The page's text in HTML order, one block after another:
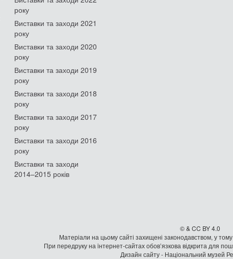
року
Виставки та заходи 2021
року
Виставки та заходи 2020
року
Виставки та заходи 2019
року
Виставки та заходи 2018
року
Виставки та заходи 2017
року
Виставки та заходи 2016
року
Виставки та заходи
2014–2015 років
© & CC BY 4.0
Матеріали на цьому сайті захищені законодавством, у
При передруку на iнтернет-сайтах обов’язкова відкрита для
Дизайн сайту - Національний музей